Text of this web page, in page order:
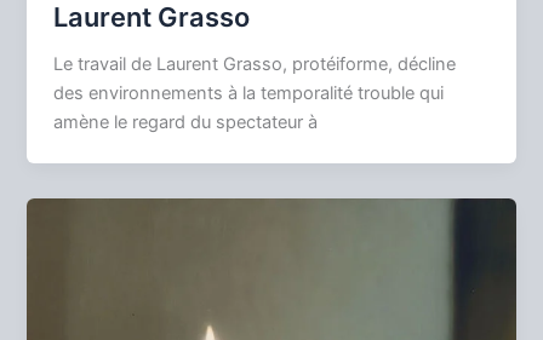
Laurent Grasso
Le travail de Laurent Grasso, protéiforme, décline
des environnements à la temporalité trouble qui
amène le regard du spectateur à